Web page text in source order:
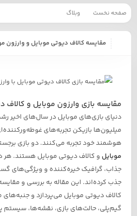
نخست وبلاگ
کالاف دیوتی موبایل و وارزون موبایل، کدام
مقایسه کالاف دیوتی موبایل و وارزون
مقایسه بازی وارزون موبایل و کالاف
دنیای بازی‌های موبایل در سال‌های اخیر رشد
میلیون‌ها بازیکن تجربه‌های غوطه‌ورکننده‌ای
هوشمند خود تجربه می‌کنند. دو بازی برجسته
موبایلو کالاف دیوتی موبایل هستند. هر دو
جذاب، گرافیک خیره‌کننده و ویژگی‌های
جذب کرده‌اند. این مقاله به بررسی و مقایسه
کالاف دیوتی موبایل می‌پردازد و جنبه‌های
گیم‌پلی، حالت‌های بازی، نقشه‌ها، سیستم